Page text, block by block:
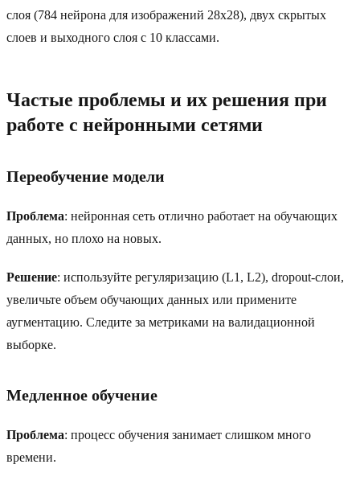
слоя (784 нейрона для изображений 28x28), двух скрытых
слоев и выходного слоя с 10 классами.
Частые проблемы и их решения при
работе с нейронными сетями
Переобучение модели
Проблема: нейронная сеть отлично работает на обучающих
данных, но плохо на новых.
Решение: используйте регуляризацию (L1, L2), dropout-слои,
увеличьте объем обучающих данных или примените
аугментацию. Следите за метриками на валидационной
выборке.
Медленное обучение
Проблема: процесс обучения занимает слишком много
времени.